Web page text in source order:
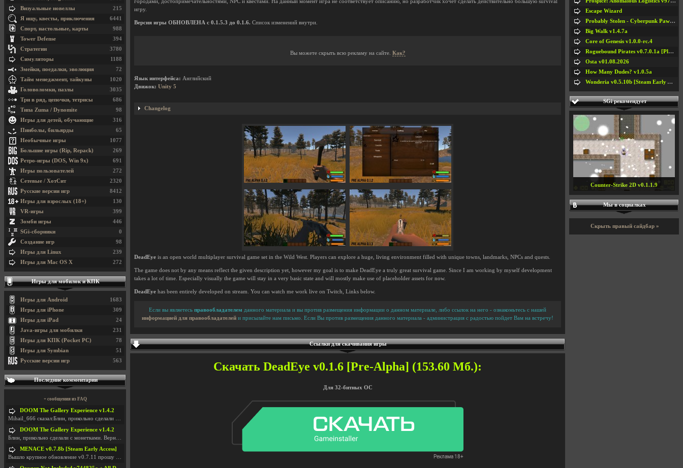
игру.
Версия игры ОБНОВЛЕНА с 0.1.5.3 до 0.1.6. Список изменений внутри.
Вы можете скрыть всю рекламу на сайте. Как?
Язык интерфейса: Английский
Движок: Unity 5
Changelog
DeadEye is an open world multiplayer survival game set in the Wild West. Players can explore a huge, living environment filled with unique towns, landmarks, NPCs and quests.
The game does not by any means reflect the given description yet, however my goal is to make DeadEye a truly great survival game. Since I am working by myself development
takes a lot of time. Especially visually the game will stay in a very basic state and will mostly make use of placeholder assets for now.
DeadEye has been entirely developed on stream. You can watch me work live on Twitch, Links below.
Если вы являетесь правообладателем данного материала и вы против размещения информации о данном материале, либо ссылок на него - ознакомьтесь с нашей
информацией для правообладателей и присылайте нам письмо. Если Вы против размещения данного материала - администрация с радостью пойдет Вам на встречу!
Ссылки для скачивания игры
Скачать DeadEye v0.1.6 [Pre-Alpha] (153.60 Мб.):
Для 32-битных ОС
215
Визуальные новеллы
6441
Я ищу, квесты, приключения
988
Спорт, настольные, карты
394
Tower Defense
3780
Стратегии
1188
Симуляторы
72
Змейки, поедалки, эволюция
1020
Тайм менеджмент, тайкуны
3035
Головоломки, пазлы
686
Три в ряд, цепочки, тетрисы
98
Типа Zuma / Dynomite
316
Игры для детей, обучающие
65
Пинболы, бильярды
1077
Необычные игры
269
Большие игры (Rip, Repack)
691
Ретро-игры (DOS, Win 9x)
272
Игры пользователей
2320
Сетевые / ХотСит
8412
Русские версии игр
130
Игры для взрослых (18+)
399
VR-игры
446
Зомби игры
0
SGi-сборники
98
Создание игр
239
Игры для Linux
272
Игры для Mac OS X
Игры для мобилок и КПК
1683
Игры для Android
309
Игры для iPhone
24
Игры для iPad
231
Java-игры для мобилки
78
Игры для КПК (Pocket PC)
51
Игры для Symbian
563
Русские версии игр
Последние комментарии
+ сообщения из FAQ
DOOM The Gallery Experience v1.4.2
Mihail_666 сказал:Блин, прикольно сделали с монетк
DOOM The Gallery Experience v1.4.2
Блин, прикольно сделали с монетками. Вернулся в св
MENACE v0.7.8b [Steam Early Access]
Вышло крупное обновление v0.7.11 прошу обновить
Escape Wizard
Probably Stolen - Cyberpunk Pawnshop Simulator v048c [Playtest]
Big Walk v1.4.7a
Core of Genesis v1.0.0-rc.4
Roguebound Pirates v0.7.0.1a [Playtest]
Osta v01.08.2026
How Many Dudes? v1.0.5a
Wonderia v0.5.10b [Steam Early Access]
SGi рекомендует
Counter-Strike 2D v0.1.1.9
Мы в социалках
Скрыть правый сайдбар »